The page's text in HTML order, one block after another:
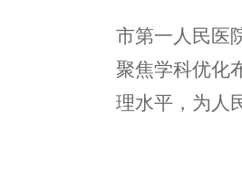
市第一人民医
聚焦学科优化
理水平，为人